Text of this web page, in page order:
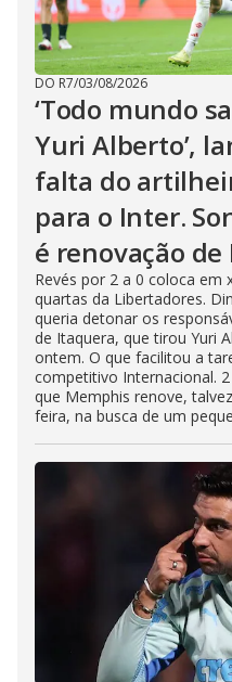
DO R7/03/08/2026
‘Todo mundo
Yuri Alberto’,
falta do
para o Inter.
é renovação
Revés por 2 a 0 coloca em
quartas da Libertadores.
queria detonar os
de Itaquera, que tirou Yuri
ontem. O que facilitou a
competitivo Internacional.
que Memphis renove,
feira, na busca de um